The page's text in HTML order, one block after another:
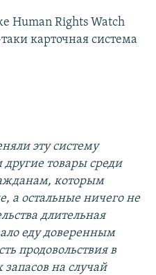
Human Rights Watch
карточная система
эту систему
другие товары среди
которым
а остальные ничего не
длительная
еду доверенным
продовольствия в
запасов на случай